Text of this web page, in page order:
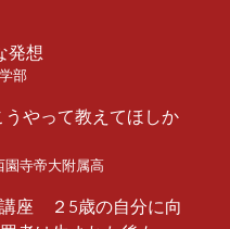
発想
部
やって教えてほしか
園寺帝大附属高
座 ２5歳の自分に向